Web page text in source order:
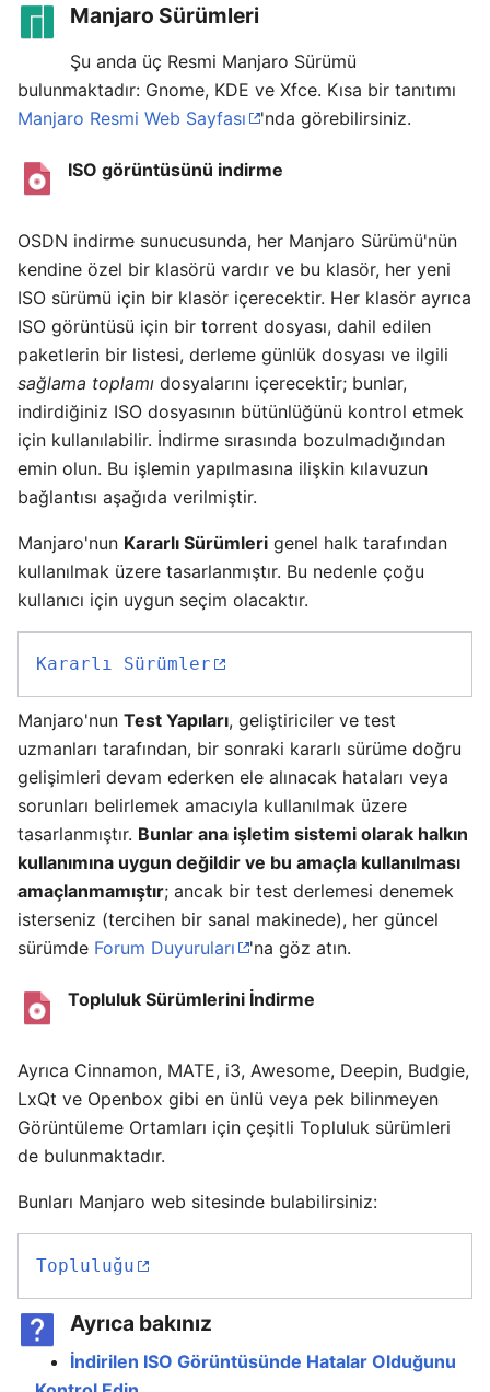
Manjaro Sürümleri
Şu anda üç Resmi Manjaro Sürümü
bulunmaktadır: Gnome, KDE ve Xfce. Kısa bir tanıtımı
Manjaro Resmi Web Sayfası
'nda görebilirsiniz.
ISO görüntüsünü indirme
OSDN indirme sunucusunda, her Manjaro Sürümü'nün
kendine özel bir klasörü vardır ve bu klasör, her yeni
ISO sürümü için bir klasör içerecektir. Her klasör ayrıca
ISO görüntüsü için bir torrent dosyası, dahil edilen
paketlerin bir listesi, derleme günlük dosyası ve ilgili
sağlama toplamı dosyalarını içerecektir; bunlar,
indirdiğiniz ISO dosyasının bütünlüğünü kontrol etmek
için kullanılabilir. İndirme sırasında bozulmadığından
emin olun. Bu işlemin yapılmasına ilişkin kılavuzun
bağlantısı aşağıda verilmiştir.
Manjaro'nun Kararlı Sürümleri genel halk tarafından
kullanılmak üzere tasarlanmıştır. Bu nedenle çoğu
kullanıcı için uygun seçim olacaktır.
Kararlı Sürümler
Manjaro'nun Test Yapıları, geliştiriciler ve test
uzmanları tarafından, bir sonraki kararlı sürüme doğru
gelişimleri devam ederken ele alınacak hataları veya
sorunları belirlemek amacıyla kullanılmak üzere
tasarlanmıştır. Bunlar ana işletim sistemi olarak halkın
kullanımına uygun değildir ve bu amaçla kullanılması
amaçlanmamıştır; ancak bir test derlemesi denemek
isterseniz (tercihen bir sanal makinede), her güncel
sürümde Forum Duyuruları 'na göz atın.
Topluluk Sürümlerini İndirme
Ayrıca Cinnamon, MATE, i3, Awesome, Deepin, Budgie,
LxQt ve Openbox gibi en ünlü veya pek bilinmeyen
Görüntüleme Ortamları için çeşitli Topluluk sürümleri
de bulunmaktadır.
Bunları Manjaro web sitesinde bulabilirsiniz:
Topluluğu
Ayrıca bakınız
İndirilen ISO Görüntüsünde Hatalar Olduğunu